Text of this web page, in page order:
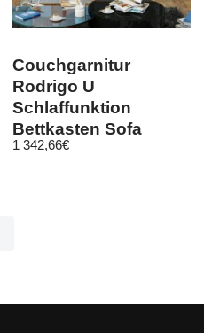
Couchgarnitur
Rodrigo U
Schlaffunktion
Bettkasten Sofa
Couch
1 342,66€